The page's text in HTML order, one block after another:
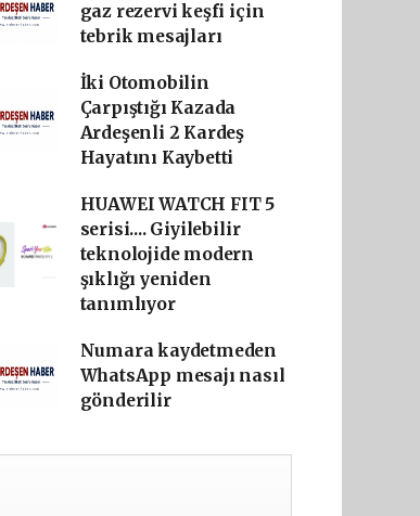
gaz rezervi keşfi için
tebrik mesajları
İki Otomobilin
Çarpıştığı Kazada
Ardeşenli 2 Kardeş
Hayatını Kaybetti
HUAWEI WATCH FIT 5
serisi.... Giyilebilir
teknolojide modern
şıklığı yeniden
tanımlıyor
Numara kaydetmeden
WhatsApp mesajı nasıl
gönderilir